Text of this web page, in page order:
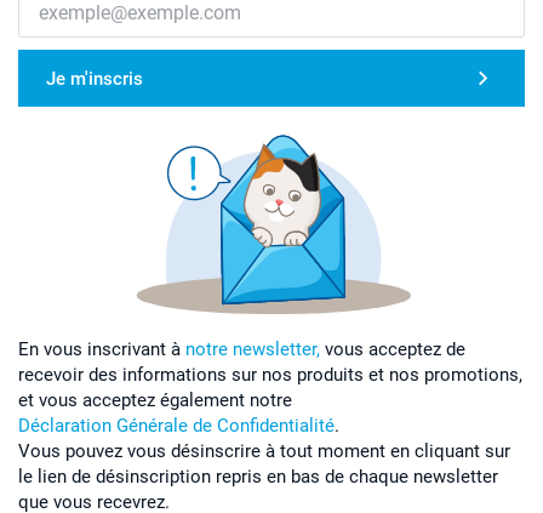
Je m'inscris
En vous inscrivant à notre newsletter, vous acceptez de
recevoir des informations sur nos produits et nos promotions,
et vous acceptez également notre
Déclaration Générale de Confidentialité.
Vous pouvez vous désinscrire à tout moment en cliquant sur
le lien de désinscription repris en bas de chaque newsletter
que vous recevrez.